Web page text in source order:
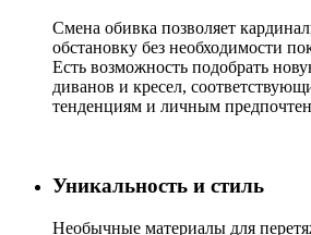
Cмена обивка позволяет
обстановку без необходимости
Есть возможность подобрать
диванов и кресел,
тенденциям и личным
Уникальность и стиль
Необычные материалы для